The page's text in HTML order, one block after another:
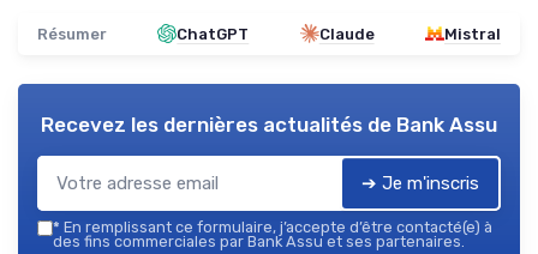
Résumer ChatGPT Claude Mistral
Recevez les dernières actualités de Bank Assu
➔ Je m'inscris
* En remplissant ce formulaire, j’accepte d’être contacté(e) à
des fins commerciales par Bank Assu et ses partenaires.